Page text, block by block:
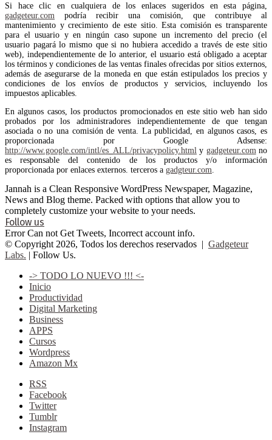
Si hace clic en cualquiera de los enlaces sugeridos en esta página,
gadgeteur.com podría recibir una comisión, que contribuye al
mantenimiento y crecimiento de este sitio. Esta comisión es transparente
para el usuario y en ningún caso supone un incremento del precio (el
usuario pagará lo mismo que si no hubiera accedido a través de este sitio
web), independientemente de lo anterior, el usuario está obligado a aceptar
los términos y condiciones de las ventas finales ofrecidas por sitios externos,
además de asegurarse de la moneda en que están estipulados los precios y
condiciones de los envíos de productos y servicios, incluyendo los
impuestos aplicables.
En algunos casos, los productos promocionados en este sitio web han sido
probados por los administradores independientemente de que tengan
asociada o no una comisión de venta. La publicidad, en algunos casos, es
proporcionada por Google Adsense:
http://www.google.com/intl/es_ALL/privacypolicy.html y gadgeteur.com no
es responsable del contenido de los productos y/o información
proporcionada por enlaces externos. terceros a gadgteur.com
Jannah is a Clean Responsive WordPress Newspaper, Magazine,
News and Blog theme. Packed with options that allow you to
completely customize your website to your needs.
Follow us
Error Can not Get Tweets, Incorrect account info.
© Copyright 2026, Todos los derechos reservados | Gadgeteur
Labs. | Follow Us.
-> TODO LO NUEVO !!! <-
Inicio
Productividad
Digital Marketing
Business
APPS
Cursos
Wordpress
Amazon Mx
RSS
Facebook
Twitter
Tumblr
Instagram